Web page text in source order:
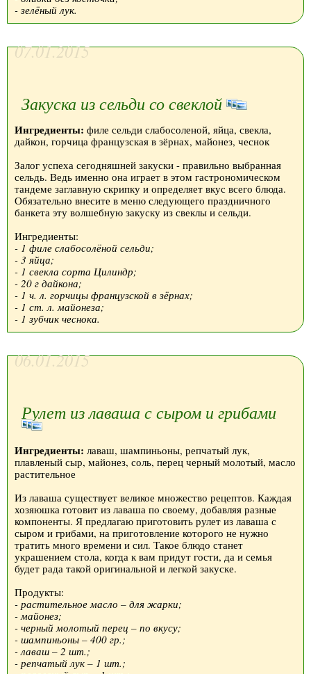
- зелёный лук.
07.01.2015
Закуска из сельди со свеклой
Ингредиенты: филе сельди слабосоленой, яйца, свекла,
дайкон, горчица французская в зёрнах, майонез, чеснок
Залог успеха сегодняшней закуски - правильно выбранная
сельдь. Ведь именно она играет в этом гастрономическом
тандеме заглавную скрипку и определяет вкус всего блюда.
Обязательно внесите в меню следующего праздничного
банкета эту волшебную закуску из свеклы и сельди.
Ингредиенты:
- 1 филе слабосолёной сельди;
- 3 яйца;
- 1 свекла сорта Цилиндр;
- 20 г дайкона;
- 1 ч. л. горчицы французской в зёрнах;
- 1 ст. л. майонеза;
- 1 зубчик чеснока.
06.01.2015
Рулет из лаваша с сыром и грибами
Ингредиенты: лаваш, шампиньоны, репчатый лук,
плавленый сыр, майонез, соль, перец черный молотый, масло
растительное
Из лаваша существует великое множество рецептов. Каждая
хозяюшка готовит из лаваша по своему, добавляя разные
компоненты. Я предлагаю приготовить рулет из лаваша с
сыром и грибами, на приготовление которого не нужно
тратить много времени и сил. Такое блюдо станет
украшением стола, когда к вам придут гости, да и семья
будет рада такой оригинальной и легкой закуске.
Продукты:
- растительное масло – для жарки;
- майонез;
- черный молотый перец – по вкусу;
- шампиньоны – 400 гр.;
- лаваш – 2 шт.;
- репчатый лук – 1 шт.;